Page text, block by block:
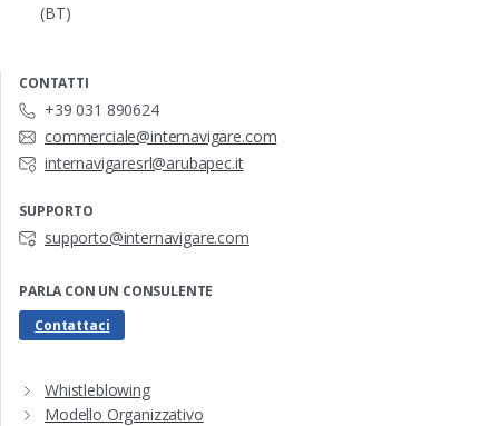
(BT)
CONTATTI
+39 031 890624
commerciale@internavigare.com
internavigaresrl@arubapec.it
SUPPORTO
supporto@internavigare.com
PARLA CON UN CONSULENTE
Contattaci
Whistleblowing
Modello Organizzativo